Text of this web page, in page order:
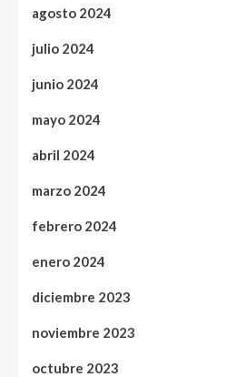
agosto 2024
julio 2024
junio 2024
mayo 2024
abril 2024
marzo 2024
febrero 2024
enero 2024
diciembre 2023
noviembre 2023
octubre 2023